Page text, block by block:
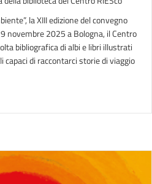
la XIII edizione del convegno
novembre 2025 a Bologna, il Centro
bibliografica di albi e libri illustrati
di raccontarci storie di viaggio